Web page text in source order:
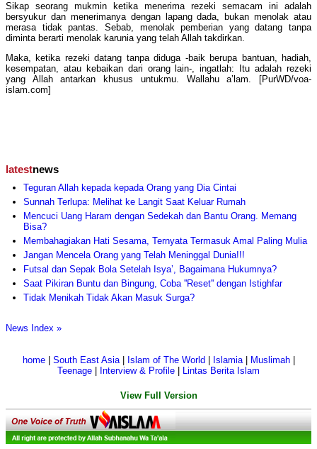
Sikap seorang mukmin ketika menerima rezeki semacam ini adalah
bersyukur dan menerimanya dengan lapang dada, bukan menolak atau
merasa tidak pantas. Sebab, menolak pemberian yang datang tanpa
diminta berarti menolak karunia yang telah Allah takdirkan.
Maka, ketika rezeki datang tanpa diduga -baik berupa bantuan, hadiah,
kesempatan, atau kebaikan dari orang lain-, ingatlah: Itu adalah rezeki
yang Allah antarkan khusus untukmu. Wallahu a’lam. [PurWD/voa-
islam.com]
latestnews
Teguran Allah kepada kepada Orang yang Dia Cintai
Sunnah Terlupa: Melihat ke Langit Saat Keluar Rumah
Mencuci Uang Haram dengan Sedekah dan Bantu Orang. Memang
Bisa?
Membahagiakan Hati Sesama, Ternyata Termasuk Amal Paling Mulia
Jangan Mencela Orang yang Telah Meninggal Dunia!!!
Futsal dan Sepak Bola Setelah Isya’, Bagaimana Hukumnya?
Saat Pikiran Buntu dan Bingung, Coba ''Reset'' dengan Istighfar
Tidak Menikah Tidak Akan Masuk Surga?
News Index »
home| South East Asia| Islam of The World Islamia| Muslimah|
Teenage
Interview & Profile Lintas Berita Islam
View Full Version